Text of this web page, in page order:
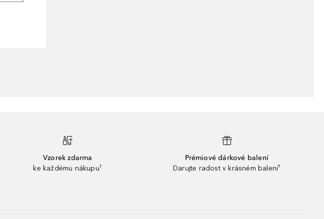
Vzorek zdarma
ke každému nákupu¹
Prémiové dárkové balení
Darujte radost v krásném balení¹